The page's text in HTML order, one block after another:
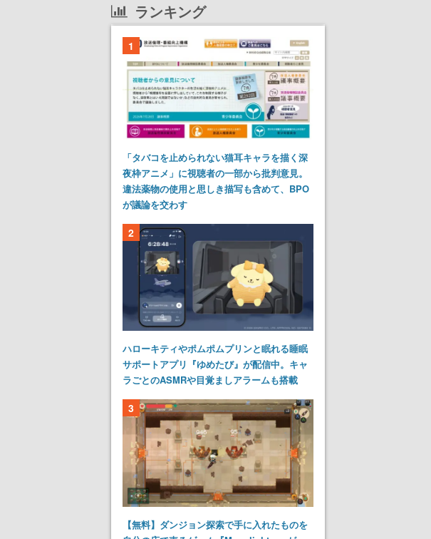
ランキング
1
「タバコを止められない猫耳キャラを描く深
夜枠アニメ」に視聴者の一部から批判意見。
違法薬物の使用と思しき描写も含めて、BPO
が議論を交わす
2
ハローキティやポムポムプリンと眠れる睡眠
サポートアプリ『ゆめたび』が配信中。キャ
ラごとのASMRや目覚ましアラームも搭載
3
【無料】ダンジョン探索で手に入れたものを